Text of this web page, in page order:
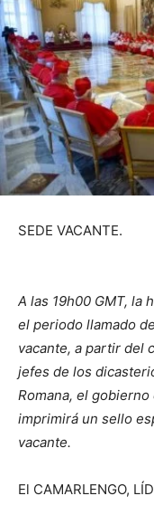
SEDE VACANTE.
A las 19h00 GMT, la
el periodo llamado
vacante, a partir del
jefes de los
Romana, el
imprimirá un sello
vacante.
El CAMARLENGO,